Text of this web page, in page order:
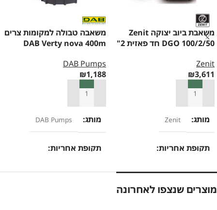
משאבת ביוב יצוקה Zenit
DGO 100/2/50 חד פאזית 2"
Zenit
₪3,611
הוספה לסל
מותג Zenit
תקופת אחריות
12 חודשים
משאבה טבולה למקומות צרים
DAB Verty nova 400m
DAB Pumps
₪1,188
הוספה לסל
מותג DAB Pumps
תקופת אחריות
12 חודשים
מוצרים שנצפו לאחרונה